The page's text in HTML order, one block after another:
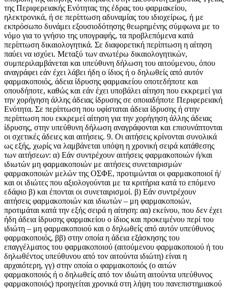
της Περιφερειακής Ενότητας της έδρας του φαρμακείου,
ηλεκτρονικά, ή σε περίπτωση αδυναμίας του ιδιοχείρως, ή με
εκπρόσωπο δυνάμει εξουσιοδότησης θεωρημένης σύμφωνα με το
νόμο για το γνήσιο της υπογραφής, τα προβλεπόμενα κατά
περίπτωση δικαιολογητικά. Σε διαφορετική περίπτωση η αίτηση
παύει να ισχύει. Μεταξύ των ανωτέρω δικαιολογητικών,
συμπεριλαμβάνεται και υπεύθυνη δήλωση του αιτούμενου, όπου
αναγράφει εάν έχει λάβει ήδη ο ίδιος ή ο δηλωθείς από αυτόν
φαρμακοποιός, άδεια ίδρυσης φαρμακείου οποτεδήποτε και
οπουδήποτε, καθώς και εάν έχει υποβάλει αίτηση που εκκρεμεί για
την χορήγηση άλλης άδειας ίδρυσης σε οποιαδήποτε Περιφερειακή
Ενότητα. Σε περίπτωση που υφίσταται άδεια ίδρυσης ή στην
περίπτωση που εκκρεμεί αίτηση για την χορήγηση άλλης άδειας
ίδρυσης, στην υπεύθυνη δήλωση αναγράφονται και επισυνάπτονται
οι σχετικές άδειες και αιτήσεις. 9. Οι αιτήσεις κρίνονται συνολικά
ως εξής, χωρίς να λαμβάνεται υπόψη η χρονική σειρά κατάθεσης
των αιτήσεων: α) Εάν συντρέχουν αιτήσεις φαρμακοποιών ή/και
ιδιωτών μη φαρμακοποιών με αιτήσεις συνεταιρισμών
φαρμακοποιών μελών της ΟΣΦΕ, προτιμώνται οι φαρμακοποιοί ή/
και οι ιδιώτες που αξιολογούνται με τα κριτήρια κατά το επόμενο
εδάφιο β) και έπονται οι συνεταιρισμοί. β) Εάν συντρέχουν
αιτήσεις φαρμακοποιών και ιδιωτών – μη φαρμακοποιών,
προτιμάται κατά την εξής σειρά η αίτηση: αα) εκείνου, που δεν έχει
ήδη άδεια ίδρυσης φαρμακείου ο ίδιος και προκειμένου περί του
ιδιώτη – μη φαρμακοποιού και ο δηλωθείς από αυτόν υπεύθυνος
φαρμακοποιός, ββ) στην οποία η άδεια εξάσκησης του
επαγγέλματος του φαρμακοποιού (αιτούμενου φαρμακοποιού ή του
δηλωθέντος υπεύθυνου από τον αιτούντα ιδιώτη) είναι η
αρχαιότερη, γγ) στην οποία ο φαρμακοποιός (ο αιτών
φαρμακοποιός ή ο δηλωθείς από τον ιδιώτη αιτούντα υπεύθυνος
φαρμακοποιός) προηγείται χρονικά στη λήψη του πανεπιστημιακού